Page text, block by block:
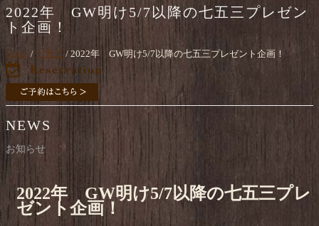
2022年 GW明け5/7以降の七五三プレゼン
ト企画！
Home / 七五三 / 2022年 GW明け5/7以降の七五三プレゼント企画！
NEWS
お知らせ
2022年 GW明け5/7以降の七五三プレ
ゼント企画！